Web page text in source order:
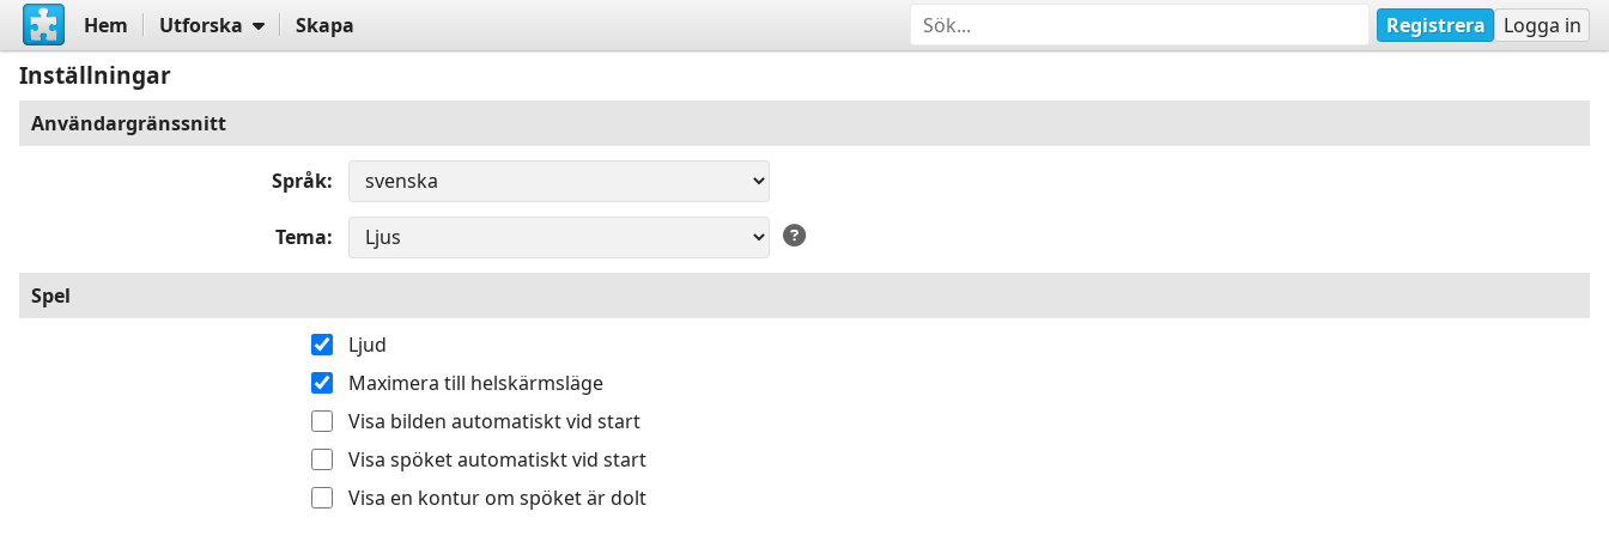
Hem Utforska Skapa Registrera Logga in
Inställningar
Användargränssnitt
Språk
Tema
Spel
Ljud
Maximera till helskärmsläge
Visa bilden automatiskt vid start
Visa spöket automatiskt vid start
Visa en kontur om spöket är dolt